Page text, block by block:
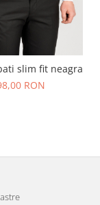
slim fit neagra
RON